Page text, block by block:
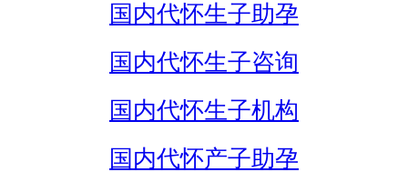
国内代怀生子助孕
国内代怀生子咨询
国内代怀生子机构
国内代怀产子助孕